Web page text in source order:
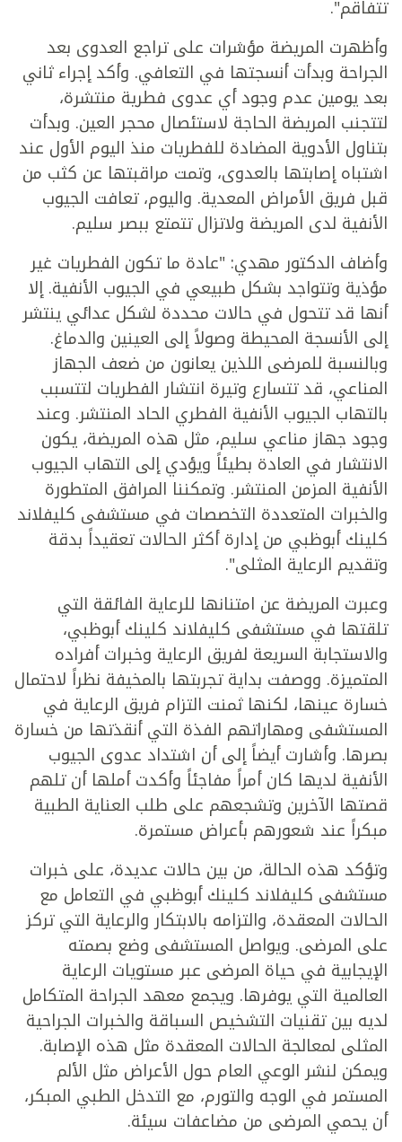
تتفاقم".
وأظهرت المريضة مؤشرات على تراجع العدوى بعد
الجراحة وبدأت أنسجتها في التعافي. وأكد إجراء ثاني
بعد يومين عدم وجود أي عدوى فطرية منتشرة،
لتتجنب المريضة الحاجة لاستئصال محجر العين. وبدأت
بتناول الأدوية المضادة للفطريات منذ اليوم الأول عند
اشتباه إصابتها بالعدوى، وتمت مراقبتها عن كثب من
قبل فريق الأمراض المعدية. واليوم، تعافت الجيوب
الأنفية لدى المريضة ولاتزال تتمتع ببصر سليم.
وأضاف الدكتور مهدي: "عادة ما تكون الفطريات غير
مؤذية وتتواجد بشكل طبيعي في الجيوب الأنفية. إلا
أنها قد تتحول في حالات محددة لشكل عدائي ينتشر
إلى الأنسجة المحيطة وصولاً إلى العينين والدماغ.
وبالنسبة للمرضى اللذين يعانون من ضعف الجهاز
المناعي، قد تتسارع وتيرة انتشار الفطريات لتتسبب
بالتهاب الجيوب الأنفية الفطري الحاد المنتشر. وعند
وجود جهاز مناعي سليم، مثل هذه المريضة، يكون
الانتشار في العادة بطيئاً ويؤدي إلى التهاب الجيوب
الأنفية المزمن المنتشر. وتمكننا المرافق المتطورة
والخبرات المتعددة التخصصات في مستشفى كليفلاند
كلينك أبوظبي من إدارة أكثر الحالات تعقيداً بدقة
وتقديم الرعاية المثلى".
وعبرت المريضة عن امتنانها للرعاية الفائقة التي
تلقتها في مستشفى كليفلاند كلينك أبوظبي،
والاستجابة السريعة لفريق الرعاية وخبرات أفراده
المتميزة. ووصفت بداية تجربتها بالمخيفة نظراً لاحتمال
خسارة عينها، لكنها ثمنت التزام فريق الرعاية في
المستشفى ومهاراتهم الفذة التي أنقذتها من خسارة
بصرها. وأشارت أيضاً إلى أن اشتداد عدوى الجيوب
الأنفية لديها كان أمراً مفاجئاً وأكدت أملها أن تلهم
قصتها الآخرين وتشجعهم على طلب العناية الطبية
مبكراً عند شعورهم بأعراض مستمرة.
وتؤكد هذه الحالة، من بين حالات عديدة، على خبرات
مستشفى كليفلاند كلينك أبوظبي في التعامل مع
الحالات المعقدة، والتزامه بالابتكار والرعاية التي تركز
على المرضى. ويواصل المستشفى وضع بصمته
الإيجابية في حياة المرضى عبر مستويات الرعاية
العالمية التي يوفرها. ويجمع معهد الجراحة المتكامل
لديه بين تقنيات التشخيص السباقة والخبرات الجراحية
المثلى لمعالجة الحالات المعقدة مثل هذه الإصابة.
ويمكن لنشر الوعي العام حول الأعراض مثل الألم
المستمر في الوجه والتورم، مع التدخل الطبي المبكر،
أن يحمي المرضى من مضاعفات سيئة.